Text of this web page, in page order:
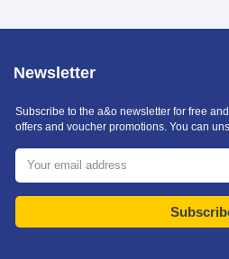
Newsletter
Subscribe to the a&o newsletter for free
offers and voucher promotions. You can